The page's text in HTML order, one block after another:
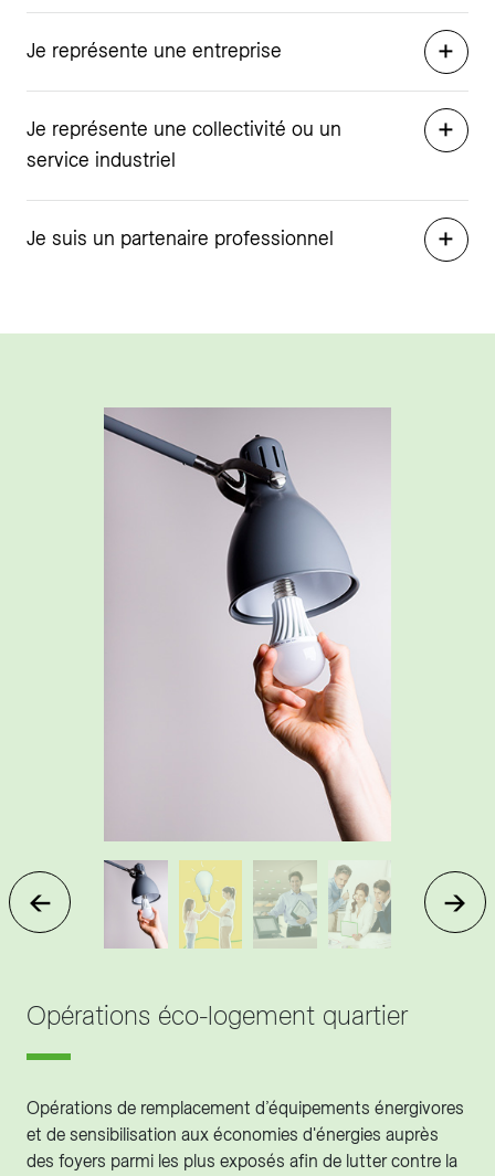
Je représente une entreprise
Je représente une collectivité ou un
service industriel
Je suis un partenaire professionnel
Opérations éco-logement quartier
Opérations de remplacement d’équipements énergivores
et de sensibilisation aux économies d'énergies auprès
des foyers parmi les plus exposés afin de lutter contre la